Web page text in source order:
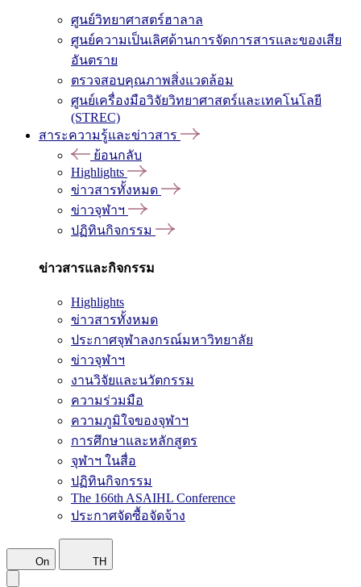
ศูนย์วิทยาศาสตร์ฮาลาล
ศูนย์ความเป็นเลิศด้านการจัดการสารและของเสีย
อันตราย
ตรวจสอบคุณภาพสิ่งแวดล้อม
ศูนย์เครื่องมือวิจัยวิทยาศาสตร์และเทคโนโลยี
(STREC)
สาระความรู้และข่าวสาร
ย้อนกลับ
Highlights
ข่าวสารทั้งหมด
ข่าวจุฬาฯ
ปฏิทินกิจกรรม
ข่าวสารและกิจกรรม
Highlights
ข่าวสารทั้งหมด
ประกาศจุฬาลงกรณ์มหาวิทยาลัย
ข่าวจุฬาฯ
งานวิจัยและนวัตกรรม
ความร่วมมือ
ความภูมิใจของจุฬาฯ
การศึกษาและหลักสูตร
จุฬาฯ ในสื่อ
ปฏิทินกิจกรรม
The 166th ASAIHL Conference
ประกาศจัดซื้อจัดจ้าง
On TH